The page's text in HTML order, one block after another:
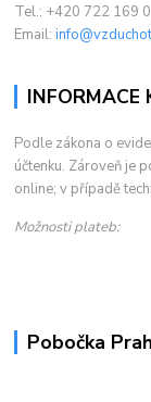
Tel.: +420 722 169
Email:
INFORMACE
Podle zákona o
účtenku. Zároveň je
online; v případě
Možnosti plateb:
Pobočka